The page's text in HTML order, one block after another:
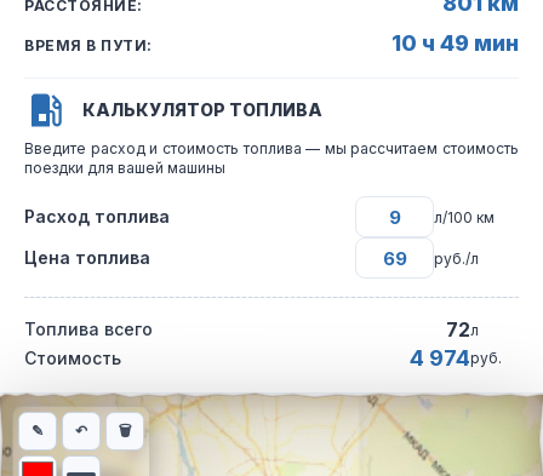
РАССТОЯНИЕ:
ВРЕМЯ В ПУТИ: 10 ч 49 мин
КАЛЬКУЛЯТОР ТОПЛИВА
Введите расход и стоимость топлива — мы рассчитаем стоимость
поездки для вашей машины
Расход топлива л/100 км
Цена топлива руб./л
Топлива всего 72л
Стоимость 4 974руб.
Интерактивная карта автомобильного маршрута из города
✎ ↶ 🗑